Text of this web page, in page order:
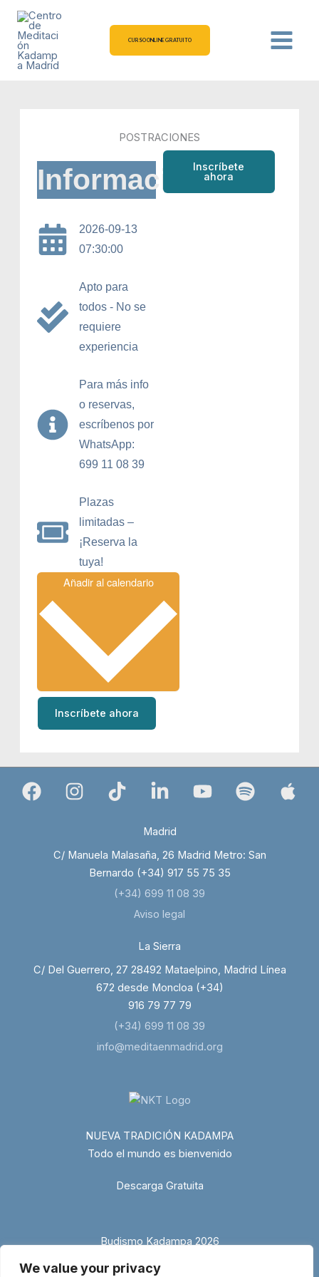
We value your privacy
contenido
CURSO ONLINE GRATUITO
POSTRACIONES
Información
2026-09-13
07:30:00
Apto para
todos - No se
requiere
experiencia
Para más info
o reservas,
escríbenos por
WhatsApp:
699 11 08 39
Plazas
limitadas –
¡Reserva la
tuya!
Añadir al calendario
Inscríbete ahora
Inscríbete
ahora
Madrid
C/ Manuela Malasaña, 26 Madrid Metro: San
Bernardo (+34) 917 55 75 35
(+34) 699 11 08 39
Aviso legal
La Sierra
C/ Del Guerrero, 27 28492 Mataelpino, Madrid Línea
672 desde Moncloa (+34)
916 79 77 79
(+34) 699 11 08 39
info@meditaenmadrid.org
NUEVA TRADICIÓN KADAMPA
Todo el mundo es bienvenido
Descarga Gratuita
Budismo Kadampa 2026